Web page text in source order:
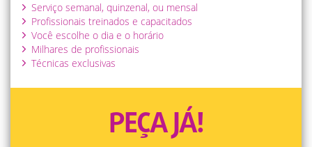
Serviço semanal, quinzenal, ou mensal
Profissionais treinados e capacitados
Você escolhe o dia e o horário
Milhares de profissionais
Técnicas exclusivas
PEÇA JÁ!